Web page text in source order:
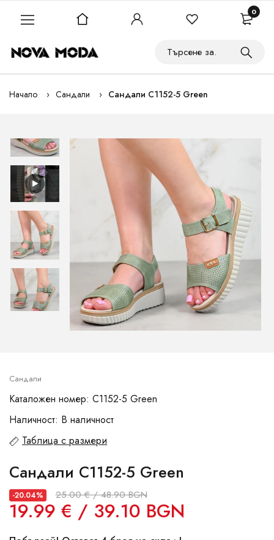
Начало Сандали Сандали C1152-5 Green
Сандали
Каталожен номер: C1152-5 Green
Наличност: В наличност
Таблица с размери
Сандали C1152-5 Green
-20.04% 25.00 € / 48.90 BGN
19.99 € / 39.10 BGN
0